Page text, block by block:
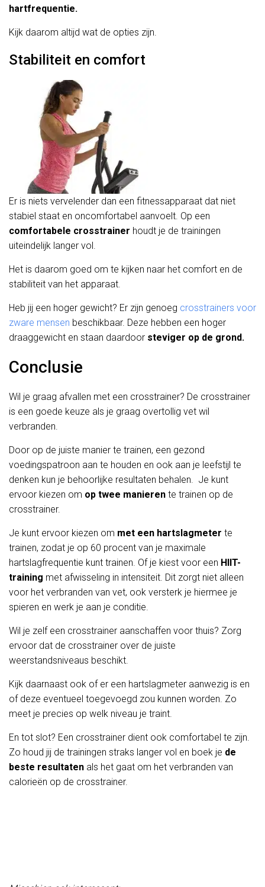
hartfrequentie.
Kijk daarom altijd wat de opties zijn.
Stabiliteit en comfort
Er is niets vervelender dan een fitnessapparaat dat niet
stabiel staat en oncomfortabel aanvoelt. Op een
comfortabele crosstrainer houdt je de trainingen
uiteindelijk langer vol.
Het is daarom goed om te kijken naar het comfort en de
stabiliteit van het apparaat.
Heb jij een hoger gewicht? Er zijn genoeg crosstrainers voor
zware mensen beschikbaar. Deze hebben een hoger
draaggewicht en staan daardoor steviger op de grond.
Conclusie
Wil je graag afvallen met een crosstrainer? De crosstrainer
is een goede keuze als je graag overtollig vet wil
verbranden.
Door op de juiste manier te trainen, een gezond
voedingspatroon aan te houden en ook aan je leefstijl te
denken kun je behoorlijke resultaten behalen. Je kunt
ervoor kiezen om op twee manieren te trainen op de
crosstrainer.
Je kunt ervoor kiezen om met een hartslagmeter te
trainen, zodat je op 60 procent van je maximale
hartslagfrequentie kunt trainen. Of je kiest voor een HIIT-
training met afwisseling in intensiteit. Dit zorgt niet alleen
voor het verbranden van vet, ook versterk je hiermee je
spieren en werk je aan je conditie.
Wil je zelf een crosstrainer aanschaffen voor thuis? Zorg
ervoor dat de crosstrainer over de juiste
weerstandsniveaus beschikt.
Kijk daarnaast ook of er een hartslagmeter aanwezig is en
of deze eventueel toegevoegd zou kunnen worden. Zo
meet je precies op welk niveau je traint.
En tot slot? Een crosstrainer dient ook comfortabel te zijn.
Zo houd jij de trainingen straks langer vol en boek je de
beste resultaten als het gaat om het verbranden van
calorieën op de crosstrainer.